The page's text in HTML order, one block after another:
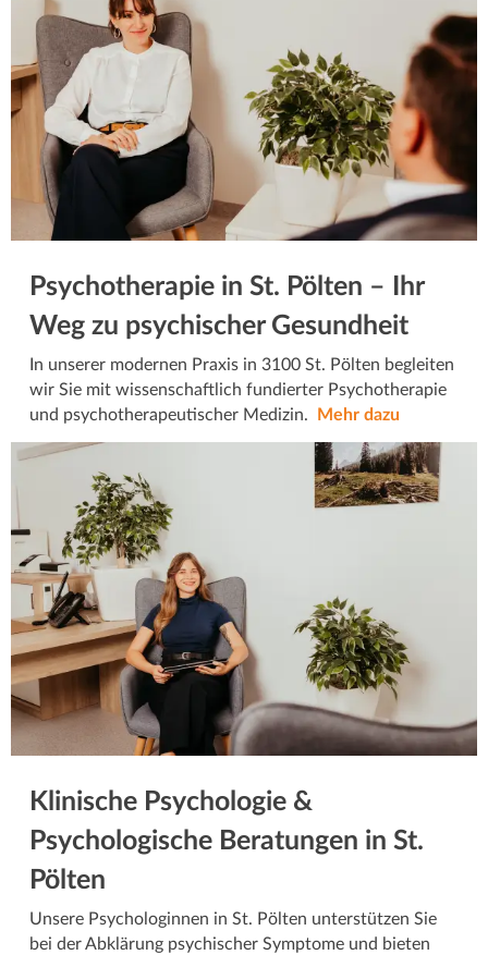
Psychotherapie in St. Pölten – Ihr
Weg zu psychischer Gesundheit
In unserer modernen Praxis in 3100 St. Pölten begleiten
wir Sie mit wissenschaftlich fundierter Psychotherapie
und psychotherapeutischer Medizin.
Mehr dazu
Klinische Psychologie &
Psychologische Beratungen in St.
Pölten
Unsere Psychologinnen in St. Pölten unterstützen Sie
bei der Abklärung psychischer Symptome und bieten